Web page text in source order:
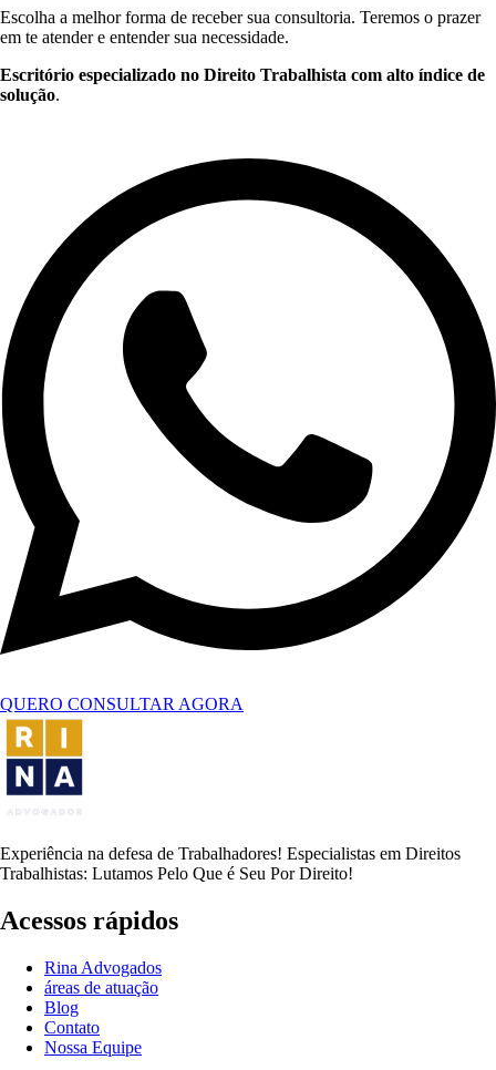
Escolha a melhor forma de receber sua consultoria. Teremos o prazer
em te atender e entender sua necessidade.
Escritório especializado no Direito Trabalhista com alto índice de
solução.
QUERO CONSULTAR AGORA
Experiência na defesa de Trabalhadores! Especialistas em Direitos
Trabalhistas: Lutamos Pelo Que é Seu Por Direito!
Acessos rápidos
Rina Advogados
áreas de atuação
Blog
Contato
Nossa Equipe